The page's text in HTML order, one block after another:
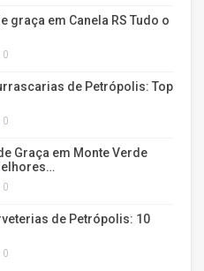
graça em Canela RS Tudo o
0
de Petrópolis: Top
0
Graça em Monte Verde
0
de Petrópolis: 10
0